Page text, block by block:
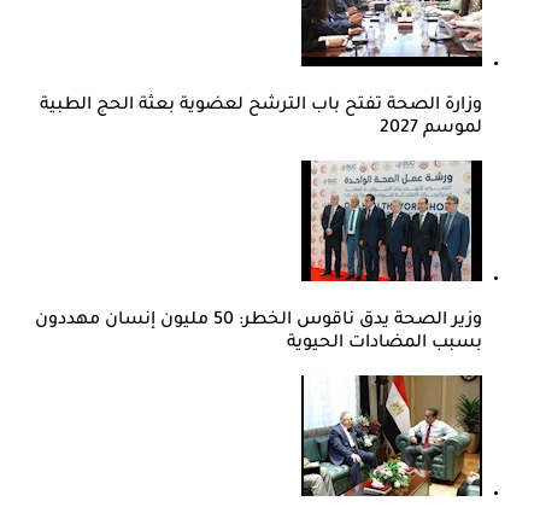
وزارة الصحة تفتح باب الترشح لعضوية بعثة الحج الطبية
لموسم 2027
وزير الصحة يدق ناقوس الخطر: 50 مليون إنسان مهددون
بسبب المضادات الحيوية